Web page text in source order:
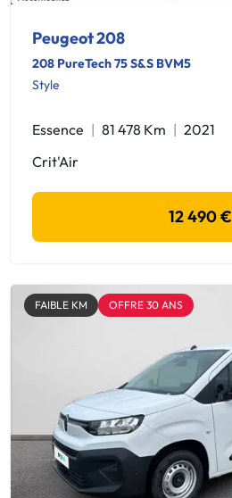
Peugeot 208
208 PureTech 75 S&S BVM5
Style
Essence 81 478 Km
2021
Crit'Air
12 490 €
FAIBLE KM OFFRE 30 ANS